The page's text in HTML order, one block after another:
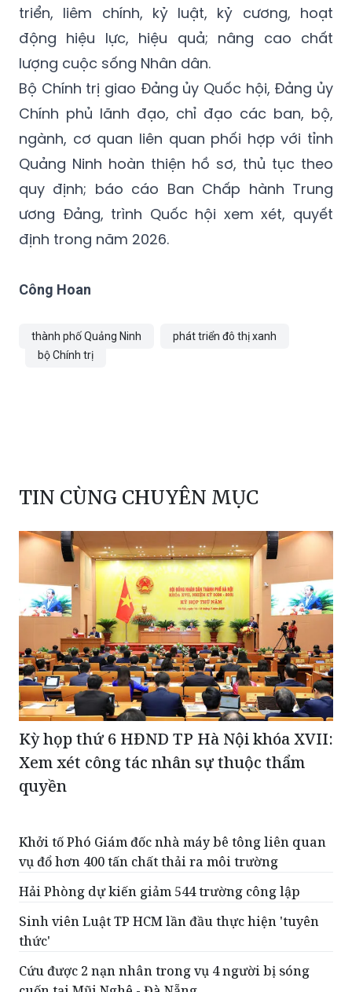
triển, liêm chính, kỷ luật, kỷ cương, hoạt
động hiệu lực, hiệu quả; nâng cao chất
lượng cuộc sống Nhân dân.
Bộ Chính trị giao Đảng ủy Quốc hội, Đảng ủy
Chính phủ lãnh đạo, chỉ đạo các ban, bộ,
ngành, cơ quan liên quan phối hợp với tỉnh
Quảng Ninh hoàn thiện hồ sơ, thủ tục theo
quy định; báo cáo Ban Chấp hành Trung
ương Đảng, trình Quốc hội xem xét, quyết
định trong năm 2026.
Công Hoan
thành phố Quảng Ninh
phát triển đô thị xanh
bộ Chính trị
TIN CÙNG CHUYÊN MỤC
Kỳ họp thứ 6 HĐND TP Hà Nội khóa XVII:
Xem xét công tác nhân sự thuộc thẩm
quyền
Khởi tố Phó Giám đốc nhà máy bê tông liên quan
vụ đổ hơn 400 tấn chất thải ra môi trường
Hải Phòng dự kiến giảm 544 trường công lập
Sinh viên Luật TP HCM lần đầu thực hiện 'tuyên
thức'
Cứu được 2 nạn nhân trong vụ 4 người bị sóng